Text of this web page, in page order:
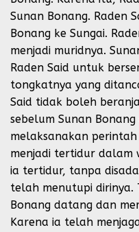
Sunan Bonang. Raden
Bonang ke Sungai.
menjadi muridnya.
Raden Said untuk
tongkatnya yang
Said tidak boleh
sebelum Sunan
melaksanakan
menjadi tertidur dalam
ia tertidur, tanpa
telah menutupi dirinya.
Bonang datang dan
Karena ia telah